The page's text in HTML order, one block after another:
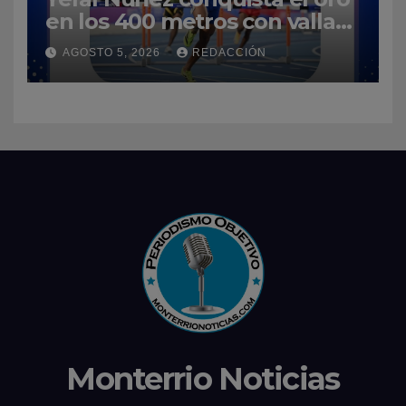
en los 400 metros con vallas
y enaltece a República
Dominicana
AGOSTO 5, 2026 REDACCIÓN
Monterrio Noticias